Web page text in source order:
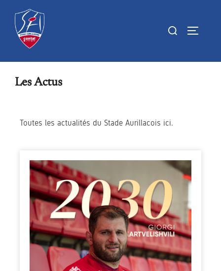
Les Actus
Toutes les actualités du Stade Aurillacois ici.